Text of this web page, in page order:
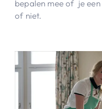
bepalen mee of je
of niet.